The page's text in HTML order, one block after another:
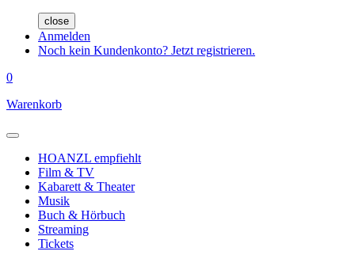
close
Anmelden
Noch kein Kundenkonto? Jetzt registrieren.
0
Warenkorb
HOANZL empfiehlt
Film & TV
Kabarett & Theater
Musik
Buch & Hörbuch
Streaming
Tickets